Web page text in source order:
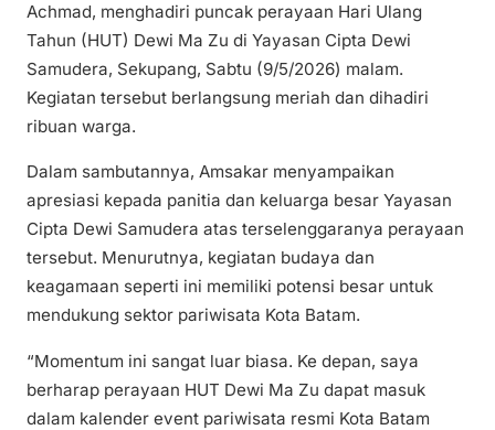
Achmad, menghadiri puncak perayaan Hari Ulang
Tahun (HUT) Dewi Ma Zu di Yayasan Cipta Dewi
Samudera, Sekupang, Sabtu (9/5/2026) malam.
Kegiatan tersebut berlangsung meriah dan dihadiri
ribuan warga.
Dalam sambutannya, Amsakar menyampaikan
apresiasi kepada panitia dan keluarga besar Yayasan
Cipta Dewi Samudera atas terselenggaranya perayaan
tersebut. Menurutnya, kegiatan budaya dan
keagamaan seperti ini memiliki potensi besar untuk
mendukung sektor pariwisata Kota Batam.
“Momentum ini sangat luar biasa. Ke depan, saya
berharap perayaan HUT Dewi Ma Zu dapat masuk
dalam kalender event pariwisata resmi Kota Batam